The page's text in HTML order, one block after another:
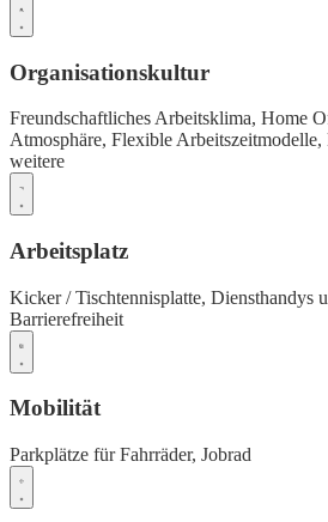
Organisationskultur
Freundschaftliches Arbeitsklima, Home
Atmosphäre, Flexible Arbeitszeitmodelle,
weitere
Arbeitsplatz
Kicker / Tischtennisplatte, Diensthandys
Barrierefreiheit
Mobilität
Parkplätze für Fahrräder, Jobrad